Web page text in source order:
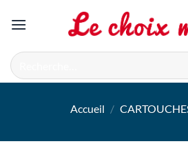
Recherche
pour :
Accueil /